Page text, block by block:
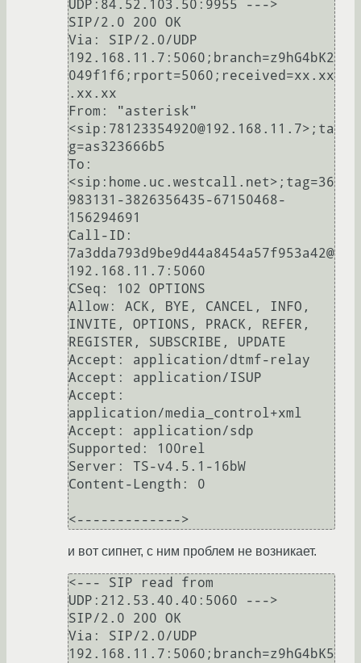
UDP:84.52.103.50:9955 --->
SIP/2.0 200 OK
Via: SIP/2.0/UDP
192.168.11.7:5060;branch=z9hG4bK2
049f1f6;rport=5060;received=xx.xx
.xx.xx
From: "asterisk"
<sip:78123354920@192.168.11.7>;ta
g=as323666b5
To:
<sip:home.uc.westcall.net>;tag=36
983131-3826356435-67150468-
156294691
Call-ID:
7a3dda793d9be9d44a8454a57f953a42@
192.168.11.7:5060
CSeq: 102 OPTIONS
Allow: ACK, BYE, CANCEL, INFO,
INVITE, OPTIONS, PRACK, REFER,
REGISTER, SUBSCRIBE, UPDATE
Accept: application/dtmf-relay
Accept: application/ISUP
Accept:
application/media_control+xml
Accept: application/sdp
Supported: 100rel
Server: TS-v4.5.1-16bW
Content-Length: 0
и вот сипнет, с ним проблем не возникает.
<--- SIP read from
UDP:212.53.40.40:5060 --->
SIP/2.0 200 OK
Via: SIP/2.0/UDP
192.168.11.7:5060;branch=z9hG4bK5